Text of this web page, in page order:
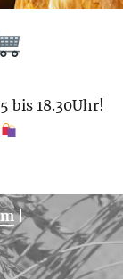
bis 18.30Uhr!
|